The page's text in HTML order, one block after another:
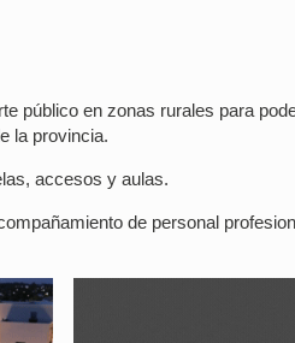
público en zonas rurales para
la provincia.
accesos y aulas.
de personal